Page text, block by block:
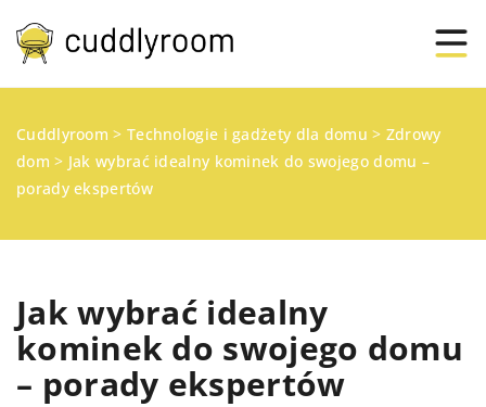
Cuddlyroom > Technologie i gadżety dla domu > Zdrowy
dom > Jak wybrać idealny kominek do swojego domu –
porady ekspertów
Jak wybrać idealny
kominek do swojego domu
– porady ekspertów